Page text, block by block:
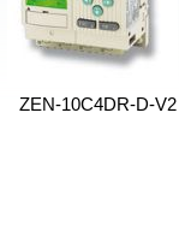
ZEN-10C4DR-D-